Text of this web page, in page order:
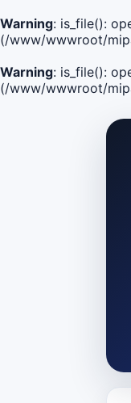
Warning: is_file():
(/www/wwwroot/
Warning: is_file():
(/www/wwwroot/